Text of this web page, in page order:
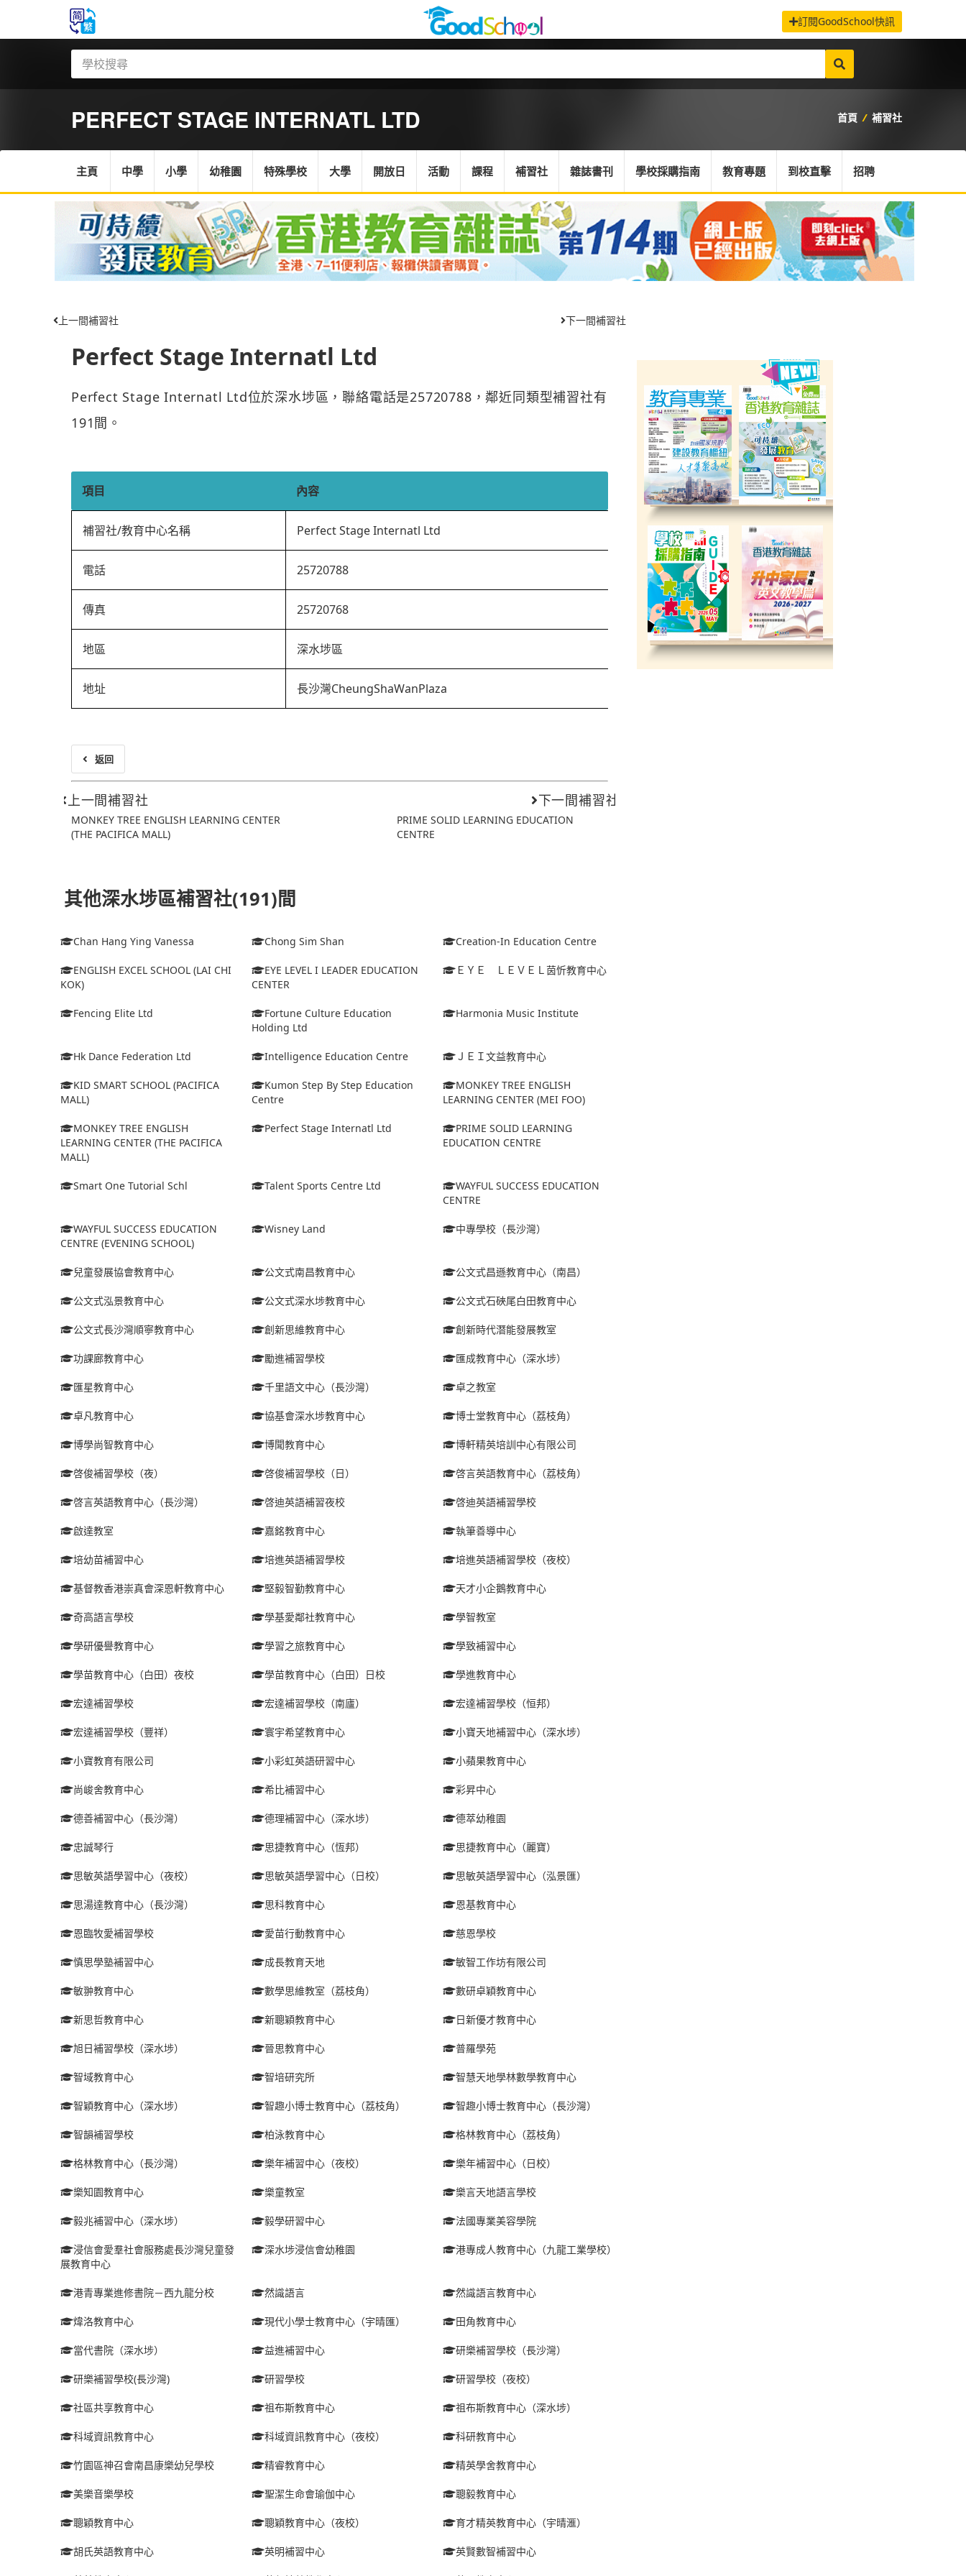
訂閱GoodSchool快訊
PERFECT STAGE INTERNATL LTD 首頁 / 補習社
主頁 中學 小學 幼稚園 特殊學校 大學 開放日 活動 課程 補習社 雜誌書刊 學校採購指南 教育專題 到校直擊 招聘
上一間補習社 下一間補習社
Perfect Stage Internatl Ltd
Perfect Stage Internatl Ltd位於深水埗區，聯絡電話是25720788，鄰近同類型補習社有
191間。
項目 內容
補習社/教育中心名稱 Perfect Stage Internatl Ltd
電話 25720788
傳真 25720768
地區 深水埗區
地址 長沙灣CheungShaWanPlaza
返回
上一間補習社
MONKEY TREE ENGLISH LEARNING CENTER
(THE PACIFICA MALL)
下一間補習社
PRIME SOLID LEARNING EDUCATION
CENTRE
其他深水埗區補習社(191)間
Chan Hang Ying Vanessa Chong Sim Shan Creation-In Education Centre
ENGLISH EXCEL SCHOOL (LAI CHI
KOK)
EYE LEVEL I LEADER EDUCATION
CENTER
ＥＹＥ ＬＥＶＥＬ茵忻教育中心
Fencing Elite Ltd
Fortune Culture Education
Holding Ltd
Harmonia Music Institute
Hk Dance Federation Ltd Intelligence Education Centre ＪＥＩ文益教育中心
KID SMART SCHOOL (PACIFICA
MALL)
Kumon Step By Step Education
Centre
MONKEY TREE ENGLISH
LEARNING CENTER (MEI FOO)
MONKEY TREE ENGLISH
LEARNING CENTER (THE PACIFICA
MALL)
Perfect Stage Internatl Ltd
PRIME SOLID LEARNING
EDUCATION CENTRE
Smart One Tutorial Schl Talent Sports Centre Ltd
WAYFUL SUCCESS EDUCATION
CENTRE
WAYFUL SUCCESS EDUCATION
CENTRE (EVENING SCHOOL)
Wisney Land 中專學校（長沙灣）
兒童發展協會教育中心 公文式南昌教育中心 公文式昌遜教育中心（南昌）
公文式泓景教育中心 公文式深水埗教育中心 公文式石硤尾白田教育中心
公文式長沙灣順寧教育中心 創新思維教育中心 創新時代潛能發展教室
功課廊教育中心 勵進補習學校 匯成教育中心（深水埗）
匯星教育中心 千里語文中心（長沙灣） 卓之教室
卓凡教育中心 協基會深水埗教育中心 博士堂教育中心（荔枝角）
博學尚智教育中心 博聞教育中心 博軒精英培訓中心有限公司
啓俊補習學校（夜） 啓俊補習學校（日） 啓言英語教育中心（荔枝角）
啓言英語教育中心（長沙灣） 啓迪英語補習夜校 啓迪英語補習學校
啟達教室 嘉銘教育中心 執筆善導中心
培幼苗補習中心 培進英語補習學校 培進英語補習學校（夜校）
基督教香港崇真會深恩軒教育中心 堅毅智勤教育中心 天才小企鵝教育中心
奇高語言學校 學基愛鄰社教育中心 學智教室
學研優譽教育中心 學習之旅教育中心 學致補習中心
學苗教育中心（白田）夜校 學苗教育中心（白田）日校 學進教育中心
宏達補習學校 宏達補習學校（南廬） 宏達補習學校（恒邦）
宏達補習學校（豐祥） 寰宇希望教育中心 小寶天地補習中心（深水埗）
小寶教育有限公司 小彩虹英語研習中心 小蘋果教育中心
尚峻舍教育中心 希比補習中心 彩昇中心
德善補習中心（長沙灣） 德理補習中心（深水埗） 德萃幼稚園
忠誠琴行 思捷教育中心（恆邦） 思捷教育中心（麗寶）
思敏英語學習中心（夜校） 思敏英語學習中心（日校） 思敏英語學習中心（泓景匯）
思湯達教育中心（長沙灣） 思科教育中心 恩基教育中心
恩臨牧愛補習學校 愛苗行動教育中心 慈恩學校
慎思學塾補習中心 成長教育天地 敏智工作坊有限公司
敏翀教育中心 數學思維教室（荔枝角） 數研卓穎教育中心
新思哲教育中心 新聰穎教育中心 日新優才教育中心
旭日補習學校（深水埗） 晉思教育中心 普羅學苑
智域教育中心 智培研究所 智慧天地學林數學教育中心
智穎教育中心（深水埗） 智趣小博士教育中心（荔枝角） 智趣小博士教育中心（長沙灣）
智韻補習學校 柏泳教育中心 格林教育中心（荔枝角）
格林教育中心（長沙灣） 樂年補習中心（夜校） 樂年補習中心（日校）
樂知園教育中心 樂童教室 樂言天地語言學校
毅兆補習中心（深水埗） 毅學研習中心 法國專業美容學院
浸信會愛羣社會服務處長沙灣兒童發
展教育中心
深水埗浸信會幼稚園 港專成人教育中心（九龍工業學校）
港青專業進修書院－西九龍分校 然識語言 然識語言教育中心
煒洛教育中心 現代小學士教育中心（宇晴匯） 田角教育中心
當代書院（深水埗） 益進補習中心 研樂補習學校（長沙灣）
研樂補習學校(長沙灣) 研習學校 研習學校（夜校）
社區共享教育中心 祖布斯教育中心 祖布斯教育中心（深水埗）
科域資訊教育中心 科域資訊教育中心（夜校） 科研教育中心
竹園區神召會南昌康樂幼兒學校 精睿教育中心 精英學舍教育中心
美樂音樂學校 聖潔生命會瑜伽中心 聰毅教育中心
聰穎教育中心 聰穎教育中心（夜校） 育才精英教育中心（宇晴滙）
胡氏英語教育中心 英明補習中心 英賢數智補習中心